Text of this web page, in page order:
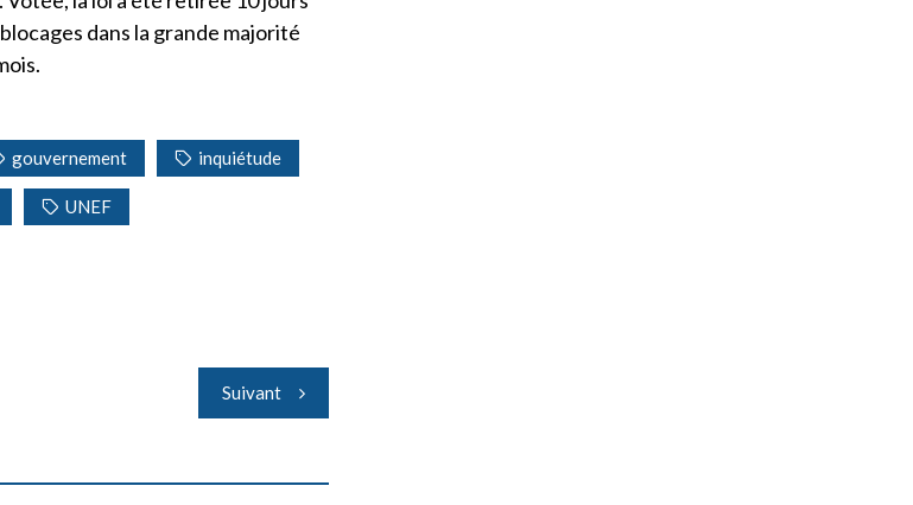
dans la grande majorité
gouvernement inquiétude
UNEF
Suivant